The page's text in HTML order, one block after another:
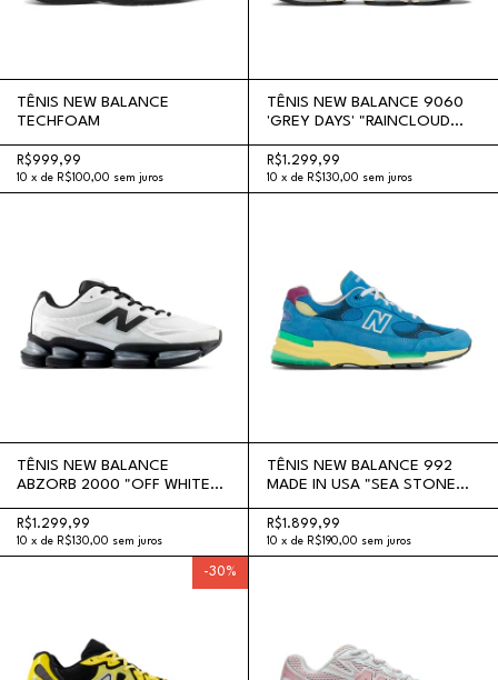
TÊNIS NEW BALANCE
TECHFOAM
R$999,99
10 x de R$100,00 sem juros
TÊNIS NEW BALANCE 9060
'GREY DAYS' "RAINCLOUD
R$1.299,99
10 x de R$130,00 sem juros
TÊNIS NEW BALANCE
ABZORB 2000 "OFF WHITE
R$1.299,99
10 x de R$130,00 sem juros
TÊNIS NEW BALANCE 992
MADE IN USA "SEA STONE
R$1.899,99
10 x de R$190,00 sem juros
-30%